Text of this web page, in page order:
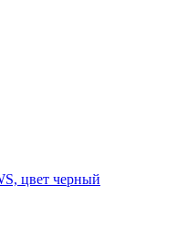
цвет черный